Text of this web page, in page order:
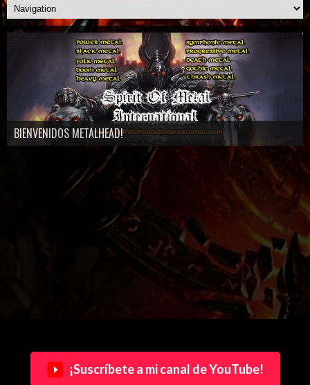
BIENVENIDOS METALHEAD!
¡Suscríbete a mi canal de YouTube!